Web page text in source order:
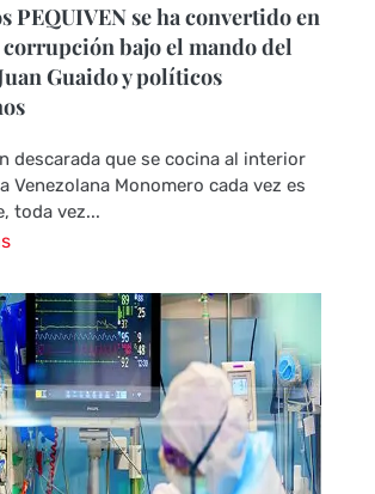
PEQUIVEN se ha convertido en
bajo el mando del
Guaido y políticos
descarada que se cocina al interior
Venezolana Monomero cada vez es
toda vez...